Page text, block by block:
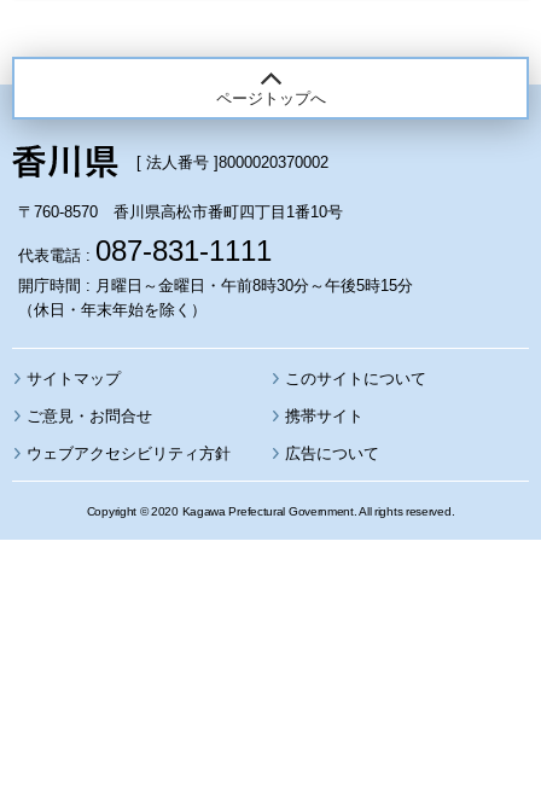
ページトップへ
[ 法人番号 ]8000020370002
〒760-8570 香川県高松市番町四丁目1番10号
代表電話 : 087-831-1111
開庁時間 : 月曜日～金曜日・午前8時30分～午後5時15分
（休日・年末年始を除く）
サイトマップ このサイトについて
携帯サイト
ウェブアクセシビリティ方針 広告について
Copyright © 2020 Kagawa Prefectural Government. All rights reserved.